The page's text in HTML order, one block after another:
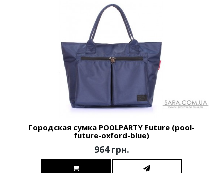
Городская сумка POOLPARTY Future (pool-
future-oxford-blue)
964 грн.